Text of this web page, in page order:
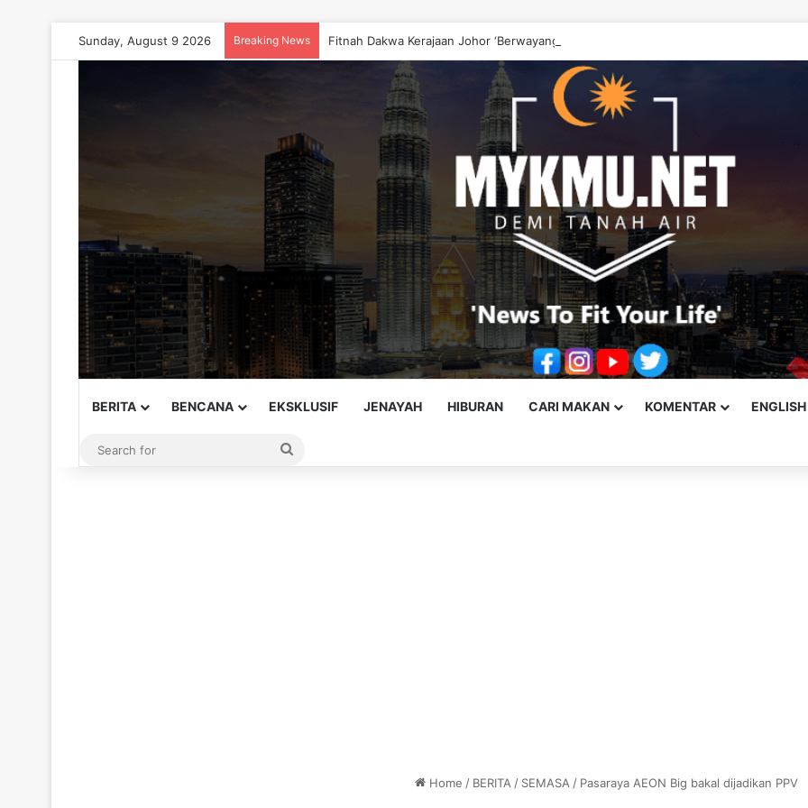
Sunday, August 9 2026 Breaking News Fitnah Dakwa Kerajaan Johor ‘Berwayang’ Perlu Diperbetulkan – Onn Hafiz
BERITA BENCANA EKSKLUSIF JENAYAH HIBURAN CARI MAKAN KOMENTAR
Home / BERITA / SEMASA / Pasaraya AEON Big bakal dijadikan PPV